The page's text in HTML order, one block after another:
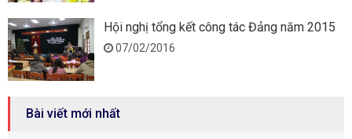
Hội nghị tổng kết công tác Đảng năm 2015
07/02/2016
Bài viết mới nhất